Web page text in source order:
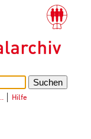
Hilfe